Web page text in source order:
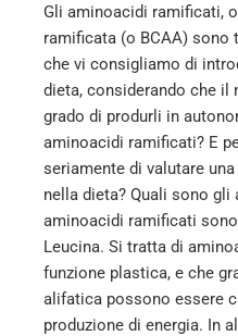
Gli aminoacidi ramificati,
ramificata (o BCAA) sono
che vi consigliamo di
dieta, considerando che
grado di produrli in
aminoacidi ramificati? E
seriamente di valutare
nella dieta? Quali sono
aminoacidi ramificati
Leucina. Si tratta di
funzione plastica, e che
alifatica possono essere
produzione di energia. In